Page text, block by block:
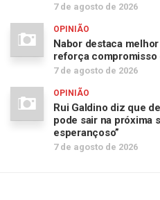
7 de agosto de 2026
OPINIÃO
Nabor destaca
reforça compromisso
7 de agosto de 2026
OPINIÃO
Rui Galdino diz que
pode sair na próxima
esperançoso”
7 de agosto de 2026